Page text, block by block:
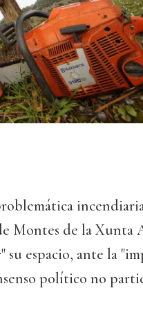
Montes de la Xunta
espacio, ante la
político no